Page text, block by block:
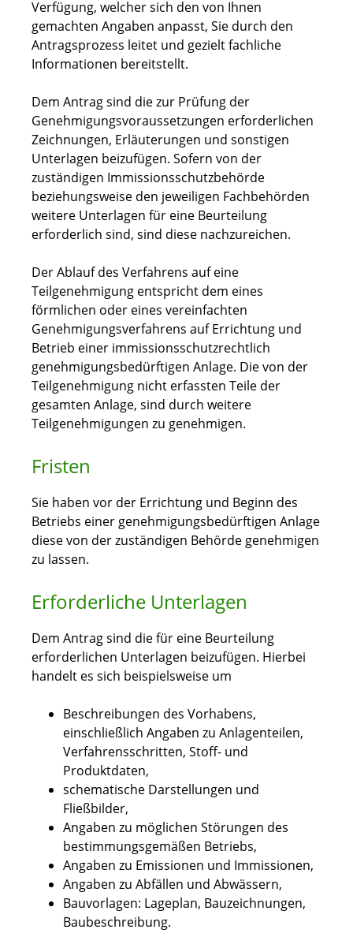
Verfügung, welcher sich den von Ihnen
gemachten Angaben anpasst, Sie durch den
Antragsprozess leitet und gezielt fachliche
Informationen bereitstellt.
Dem Antrag sind die zur Prüfung der
Genehmigungsvoraussetzungen erforderlichen
Zeichnungen, Erläuterungen und sonstigen
Unterlagen beizufügen. Sofern von der
zuständigen Immissionsschutzbehörde
beziehungsweise den jeweiligen Fachbehörden
weitere Unterlagen für eine Beurteilung
erforderlich sind, sind diese nachzureichen.
Der Ablauf des Verfahrens auf eine
Teilgenehmigung entspricht dem eines
förmlichen oder eines vereinfachten
Genehmigungsverfahrens auf Errichtung und
Betrieb einer immissionsschutzrechtlich
genehmigungsbedürftigen Anlage. Die von der
Teilgenehmigung nicht erfassten Teile der
gesamten Anlage, sind durch weitere
Teilgenehmigungen zu genehmigen.
Fristen
Sie haben vor der Errichtung und Beginn des
Betriebs einer genehmigungsbedürftigen Anlage
diese von der zuständigen Behörde genehmigen
zu lassen.
Erforderliche Unterlagen
Dem Antrag sind die für eine Beurteilung
erforderlichen Unterlagen beizufügen. Hierbei
handelt es sich beispielsweise um
Beschreibungen des Vorhabens,
einschließlich Angaben zu Anlagenteilen,
Verfahrensschritten, Stoff- und
Produktdaten,
schematische Darstellungen und
Fließbilder,
Angaben zu möglichen Störungen des
bestimmungsgemäßen Betriebs,
Angaben zu Emissionen und Immissionen,
Angaben zu Abfällen und Abwässern,
Bauvorlagen: Lageplan, Bauzeichnungen,
Baubeschreibung.